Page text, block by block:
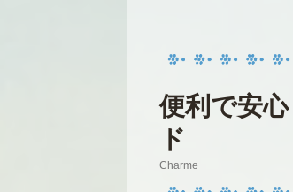
便利で安
ド
Charme